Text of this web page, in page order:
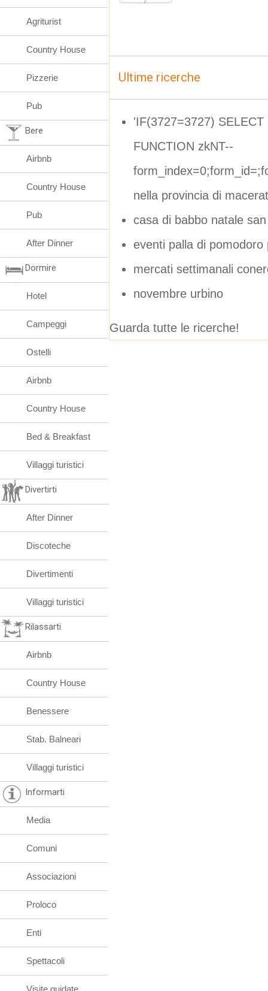
Ultime ricerche
'IF(3727=3727)
FUNCTION zkNT--
nella provincia di
casa di babbo natale
eventi palla di
mercati settimanali
novembre urbino
Guarda tutte le ricerche!
Agriturist
Country House
Pizzerie
Pub
Bere
Airbnb
Country House
Pub
After Dinner
Dormire
Hotel
Campeggi
Ostelli
Airbnb
Country House
Bed & Breakfast
Villaggi turistici
Divertirti
After Dinner
Discoteche
Divertimenti
Villaggi turistici
Rilassarti
Airbnb
Country House
Benessere
Stab. Balneari
Villaggi turistici
Informarti
Media
Comuni
Associazioni
Proloco
Enti
Spettacoli
Visite guidate